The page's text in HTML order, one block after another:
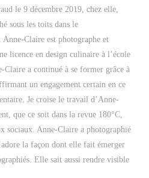
le 9 décembre 2019, chez elle,
sous les toits dans le
Anne-Claire est photographe et
licence en design culinaire à l’école
Claire a continué à se former grâce à
un engagement certain en ce
Je croise le travail d’Anne-
que ce soit dans la revue 180°C,
sociaux. Anne-Claire a photographié
la façon dont elle fait émerger
Elle sait aussi rendre visible